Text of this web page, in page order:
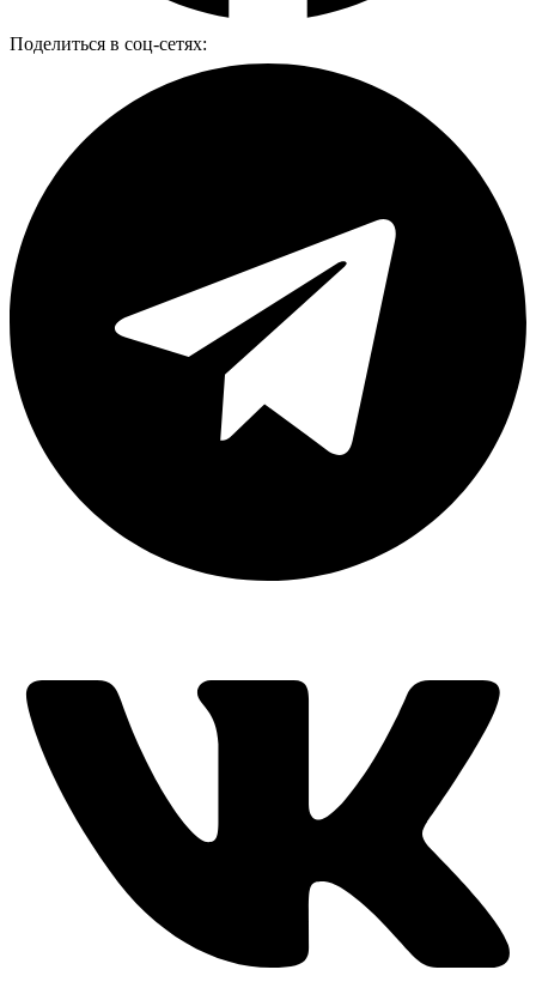
Поделиться в соц-сетях: